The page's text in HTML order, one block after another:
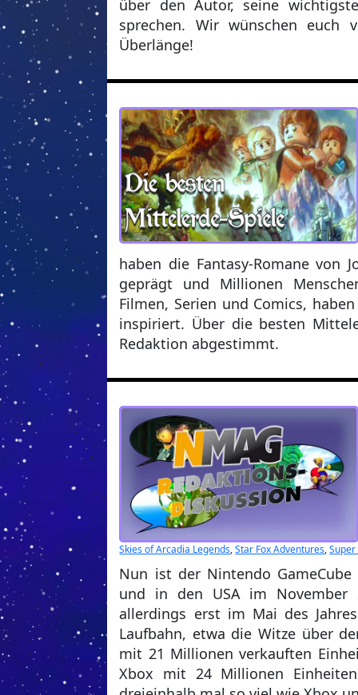
über den Autor, seine
sprechen. Wir wünschen euch
Überlänge!
haben die Fantasy-Romane von
geprägt und Millionen
Filmen, Serien und Comics,
inspiriert. Über die besten
Redaktion abgestimmt.
Skies of Arcadia Legends,Star Fox Adventures,
Nun ist der Nintendo
und in den USA im November
allerdings erst im Mai des
Laufbahn, etwa die Witze über
mit 21 Millionen verkauften
Xbox mit 24 Millionen